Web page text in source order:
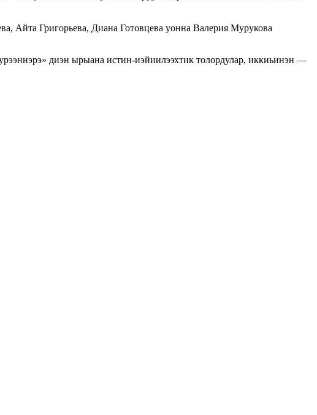
Айта Григорьева, Диана Готовцева уонна Валерия Мурукова
диэн ырыана истин-иэйиилээхтик толордулар, иккиьинэн —